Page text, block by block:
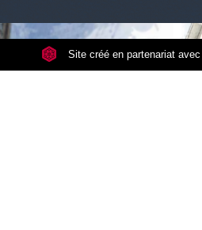
Site créé en partenariat